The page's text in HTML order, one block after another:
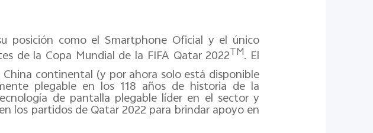
posición como el Smartphone Oficial y el único
de la Copa Mundial de la FIFA Qatar 2022TM. El
continental (y por ahora solo está disponible
plegable en los 118 años de historia de la
de pantalla plegable líder en el sector y
los partidos de Qatar 2022 para brindar apoyo en